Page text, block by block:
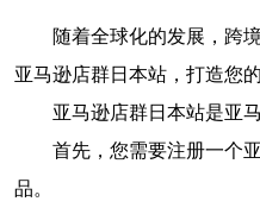
随着全球化的发展，跨
亚马逊店群日本站，打造您
亚马逊店群日本站是亚
首先，您需要注册一个
品。